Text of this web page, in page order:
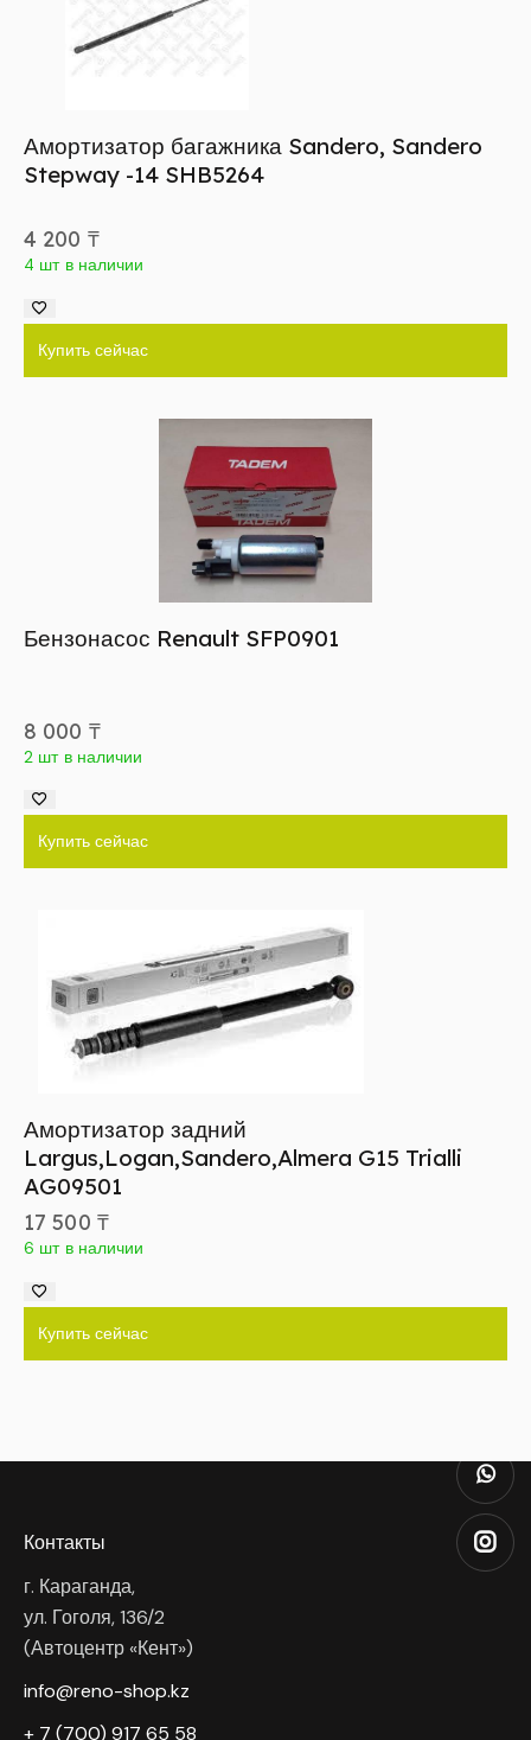
Амортизатор багажника Sandero, Sandero
Stepway -14 SHB5264
4 200 ₸
4 шт в наличии
Купить сейчас
Бензонасос Renault SFP0901
8 000 ₸
2 шт в наличии
Купить сейчас
Амортизатор задний
Largus,Logan,Sandero,Almera G15 Trialli
AG09501
17 500 ₸
6 шт в наличии
Купить сейчас
Контакты
г. Караганда,
ул. Гоголя, 136/2
(Автоцентр «Кент»)
info@reno-shop.kz
+ 7 (700) 917 65 58